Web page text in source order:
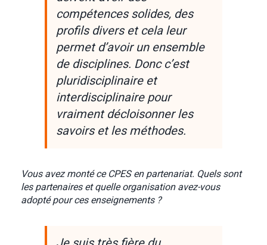
compétences solides, des
profils divers et cela leur
permet d’avoir un ensemble
de disciplines. Donc c’est
pluridisciplinaire et
interdisciplinaire pour
vraiment décloisonner les
savoirs et les méthodes.
Vous avez monté ce CPES en partenariat. Quels sont
les partenaires et quelle organisation avez-vous
adopté pour ces enseignements ?